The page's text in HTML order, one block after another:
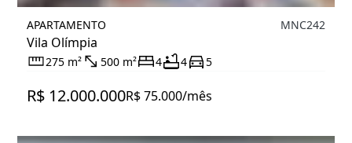
APARTAMENTO
Vila Olímpia
MNC242
275 m² 500 m² 4 4 5
R$ 12.000.000R$ 75.000/mês